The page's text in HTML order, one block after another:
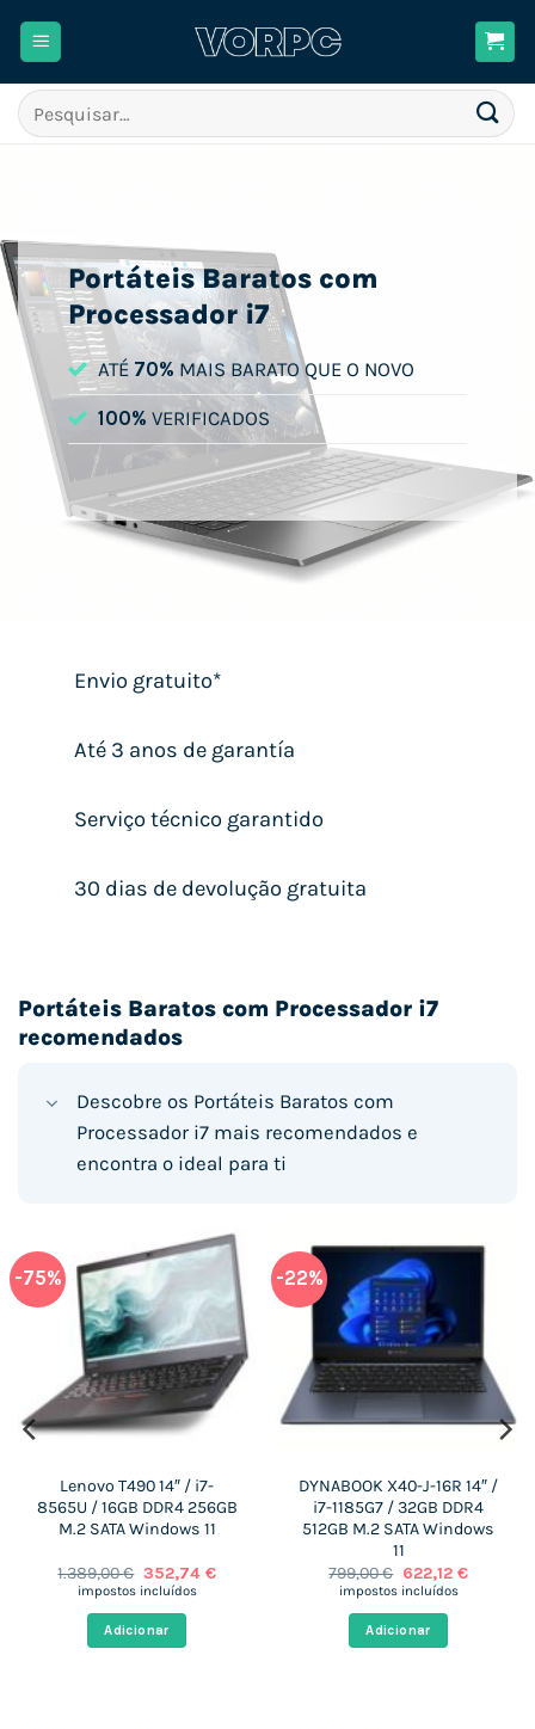
Pesquisar
por:
Portáteis Baratos com
Processador i7
ATÉ 70% MAIS BARATO QUE O NOVO
100% VERIFICADOS
Envio gratuito*
Até 3 anos de garantía
Serviço técnico garantido
30 dias de devolução gratuita
Portáteis Baratos com Processador i7
recomendados
Descobre os Portáteis Baratos com
Processador i7 mais recomendados e
encontra o ideal para ti
-75%
Lenovo T490 14″ / i7-
8565U / 16GB DDR4 256GB
M.2 SATA Windows 11
1.389,00€ O
preço
1.389,00 €.
352,74 €O
impostos incluídos
Adicionar
-22%
DYNABOOK X40-J-16R 14″ /
i7-1185G7 / 32GB DDR4
512GB M.2 SATA Windows
11
799,00€ O
preço
799,00 €.
622,12 €O
impostos incluídos
Adicionar